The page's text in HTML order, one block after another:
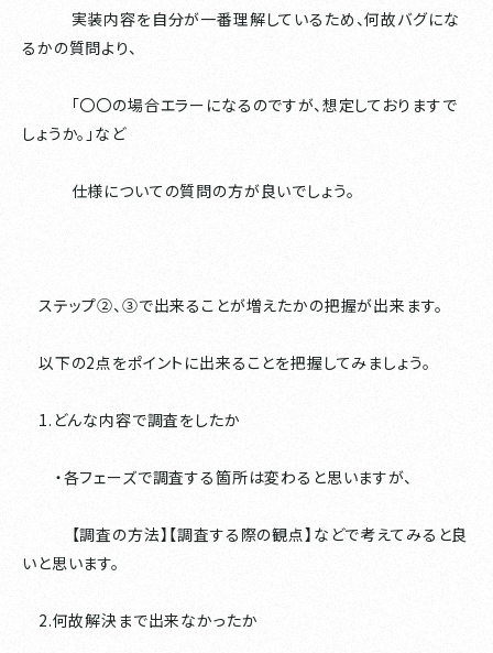
実装内容を自分が一番理解しているため、何故バグにな
るかの質問より、
「〇〇の場合エラーになるのですが、想定しておりますで
しょうか。」など
仕様についての質問の方が良いでしょう。
ステップ②、③で出来ることが増えたかの把握が出来ます。
以下の2点をポイントに出来ることを把握してみましょう。
1.どんな内容で調査をしたか
・各フェーズで調査する箇所は変わると思いますが、
【調査の方法】【調査する際の観点】などで考えてみると良
いと思います。
2.何故解決まで出来なかったか